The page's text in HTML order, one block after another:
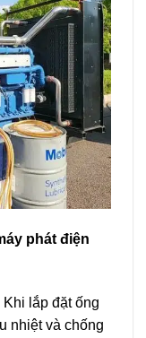
phát điện
Khi lắp đặt ống
nhiệt và chống